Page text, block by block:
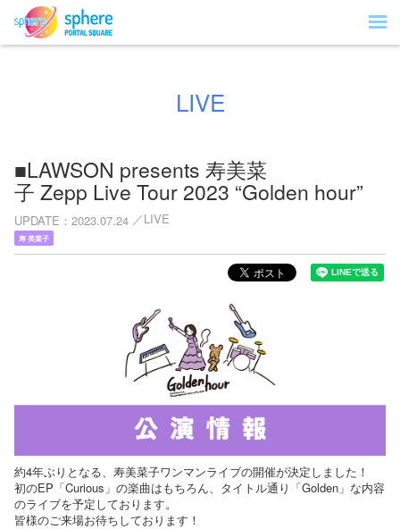
LIVE
■LAWSON presents 寿美菜
子 Zepp Live Tour 2023 “Golden hour”
UPDATE 2023.07.24 LIVE
寿 美菜子
約4年ぶりとなる、 寿美菜子ワンマンライブの開催が決定しました！
初のEP「Curious」の楽曲はもちろん、タイトル通り「Golden」 な内容
のライブを予定しております。
皆様のご来場お待ちしております！